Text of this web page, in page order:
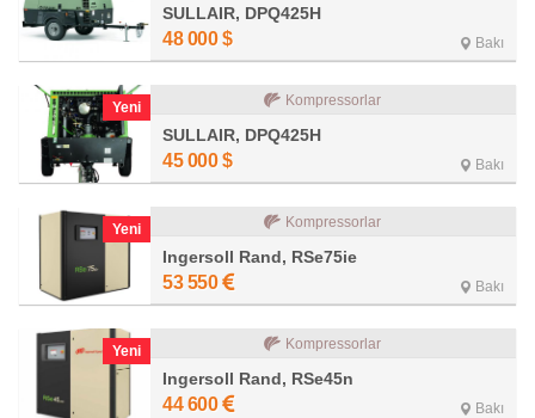
SULLAIR, DPQ425H
48 000 $ Bakı
Yeni Kompressorlar
SULLAIR, DPQ425H
45 000 $ Bakı
Yeni Kompressorlar
Ingersoll Rand, RSe75ie
53 550 Bakı
Yeni Kompressorlar
Ingersoll Rand, RSe45n
44 600 Bakı